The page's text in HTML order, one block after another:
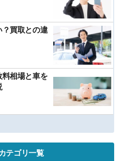
買取との違
相場と車を
テゴリ一覧